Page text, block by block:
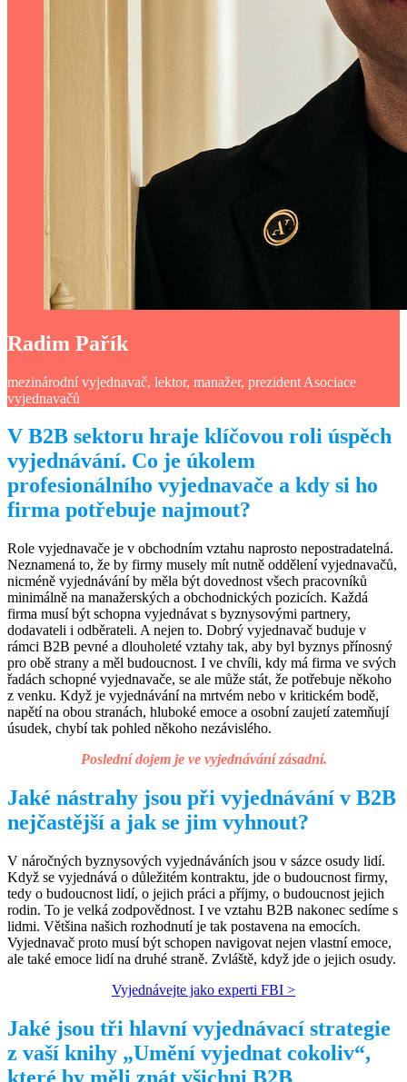
Radim Pařík
mezinárodní vyjednavač, lektor, manažer, prezident Asociace
vyjednavačů
V B2B sektoru hraje klíčovou roli úspěch
vyjednávání. Co je úkolem
profesionálního vyjednavače a kdy si ho
firma potřebuje najmout?
Role vyjednavače je v obchodním vztahu naprosto nepostradatelná.
Neznamená to, že by firmy musely mít nutně oddělení vyjednavačů,
nicméně vyjednávání by měla být dovednost všech pracovníků
minimálně na manažerských a obchodnických pozicích. Každá
firma musí být schopna vyjednávat s byznysovými partnery,
dodavateli i odběrateli. A nejen to. Dobrý vyjednavač buduje v
rámci B2B pevné a dlouholeté vztahy tak, aby byl byznys přínosný
pro obě strany a měl budoucnost. I ve chvíli, kdy má firma ve svých
řadách schopné vyjednavače, se ale může stát, že potřebuje někoho
z venku. Když je vyjednávání na mrtvém nebo v kritickém bodě,
napětí na obou stranách, hluboké emoce a osobní zaujetí zatemňují
úsudek, chybí tak pohled někoho nezávislého.
Poslední dojem je ve vyjednávání zásadní.
Jaké nástrahy jsou při vyjednávání v B2B
nejčastější a jak se jim vyhnout?
V náročných byznysových vyjednáváních jsou v sázce osudy lidí.
Když se vyjednává o důležitém kontraktu, jde o budoucnost firmy,
tedy o budoucnost lidí, o jejich práci a příjmy, o budoucnost jejich
rodin. To je velká zodpovědnost. I ve vztahu B2B nakonec sedíme s
lidmi. Většina našich rozhodnutí je tak postavena na emocích.
Vyjednavač proto musí být schopen navigovat nejen vlastní emoce,
ale také emoce lidí na druhé straně. Zvláště, když jde o jejich osudy.
Vyjednávejte jako experti FBI >
Jaké jsou tři hlavní vyjednávací strategie
z vaší knihy „Umění vyjednat cokoliv“,